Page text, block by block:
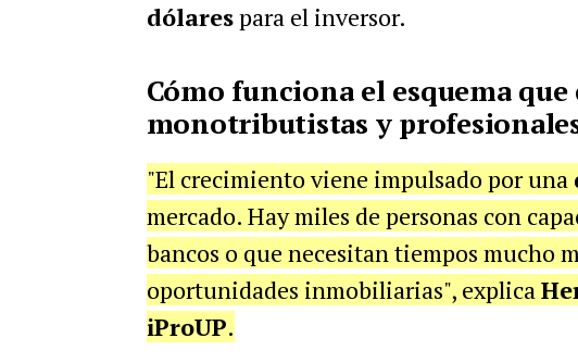
dólarespara el inversor.
Cómo funciona el esquema
monotributistas y
"El crecimiento viene impulsado por una
mercado. Hay miles de personas con
bancos o que necesitan tiempos mucho
oportunidades inmobiliarias", explica
iProUP.